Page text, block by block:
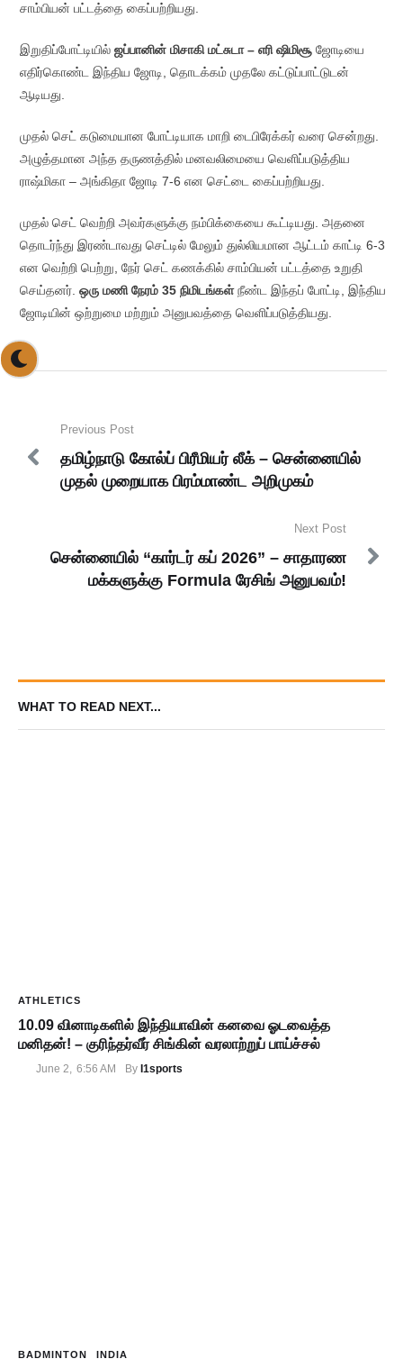
சாம்பியன் பட்டத்தை கைப்பற்றியது.
இறுதிப்போட்டியில் ஜப்பானின் மிசாகி மட்சுடா – எரி ஷிமிசூ ஜோடியை
எதிர்கொண்ட இந்திய ஜோடி, தொடக்கம் முதலே கட்டுப்பாட்டுடன்
ஆடியது.
முதல் செட் கடுமையான போட்டியாக மாறி டைபிரேக்கர் வரை சென்றது.
அழுத்தமான அந்த தருணத்தில் மனவலிமையை வெளிப்படுத்திய
ராஷ்மிகா – அங்கிதா ஜோடி 7-6 என செட்டை கைப்பற்றியது.
முதல் செட் வெற்றி அவர்களுக்கு நம்பிக்கையை கூட்டியது. அதனை
தொடர்ந்து இரண்டாவது செட்டில் மேலும் துல்லியமான ஆட்டம் காட்டி 6-3
என வெற்றி பெற்று, நேர் செட் கணக்கில் சாம்பியன் பட்டத்தை உறுதி
செய்தனர். ஒரு மணி நேரம் 35 நிமிடங்கள்நீண்ட இந்தப் போட்டி, இந்திய
ஜோடியின் ஒற்றுமை மற்றும் அனுபவத்தை வெளிப்படுத்தியது.
Previous Post
தமிழ்நாடு கோல்ப் பிரீமியர் லீக் – சென்னையில்
முதல் முறையாக பிரம்மாண்ட அறிமுகம்
Next Post
சென்னையில் “கார்டர் கப் 2026” – சாதாரண
மக்களுக்கு Formula ரேசிங் அனுபவம்!
WHAT TO READ NEXT...
ATHLETICS
10.09 வினாடிகளில் இந்தியாவின் கனவை ஓடவைத்த
மனிதன்! – குரிந்தர்வீர் சிங்கின் வரலாற்றுப் பாய்ச்சல்
June 2, 6:56 AM By I1sports
BADMINTON INDIA